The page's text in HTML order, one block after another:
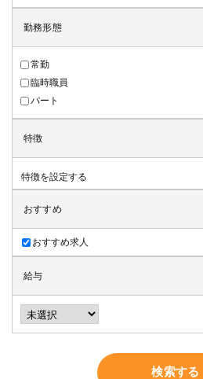
勤務形態
常勤
臨時職員
パート
特徴
特徴を設定する
おすすめ
おすすめ求人
給与
検索する